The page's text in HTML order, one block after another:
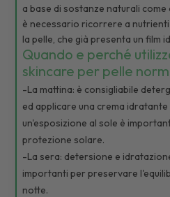
a base di sostanze naturali
è necessario ricorrere a
la pelle, che già presenta un film
Quando e perché
skincare per pelle
-La mattina: è consigliabile
ed applicare una crema
un'esposizione al sole è
protezione solare.
-La sera: detersione e
importanti per preservare
notte.